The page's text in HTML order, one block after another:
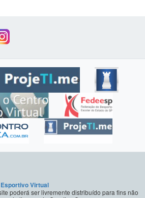
Virtual
poderá ser livremente distribuído para fins não